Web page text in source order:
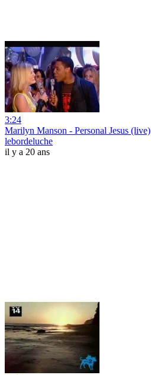
3:24
Marilyn Manson - Personal Jesus (live)
lebordeluche
il y a 20 ans